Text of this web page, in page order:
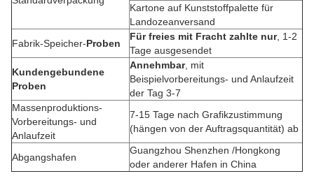
Kartone auf Kunststoffpalette für
Landozeanversand
Fabrik-Speicher-Proben
Für freies mit Fracht zahlte nur, 1-2
Tage ausgesendet
Kundengebundene
Proben
Annehmbar, mit
Beispielvorbereitungs- und Anlaufzeit
der Tag 3-7
Massenproduktions-
Vorbereitungs- und
Anlaufzeit
7-15 Tage nach Grafikzustimmung
(hängen von der Auftragsquantität) ab
Abgangshafen
Guangzhou Shenzhen /Hongkong
oder anderer Hafen in China